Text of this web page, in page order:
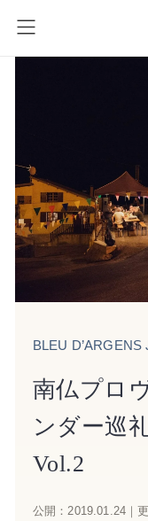
コ
ン
し
ま
す。
BLEU D’ARGENS
南仏プロ
ンダー巡
Vol.2
公開：2019.01.24